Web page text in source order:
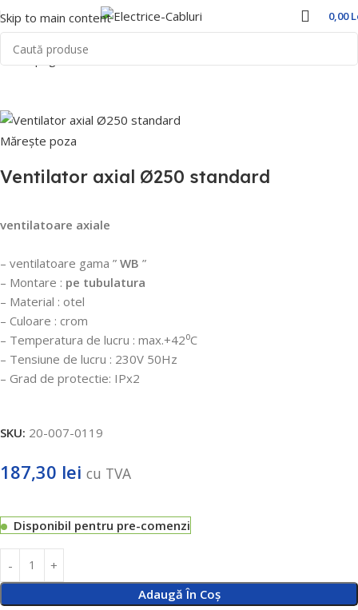
Skip to main content 0,00
Prima pagină
Mărește poza
Ventilator axial Ø250 standard
ventilatoare axiale
– ventilatoare gama ” WB ”
– Montare : pe tubulatura
– Material : otel
– Culoare : crom
– Temperatura de lucru : max.+42⁰C
– Tensiune de lucru : 230V 50Hz
– Grad de protectie: IPx2
SKU: 20-007-0119
187,30 lei cu TVA
Disponibil pentru pre-comenzi
Adaugă În Coș